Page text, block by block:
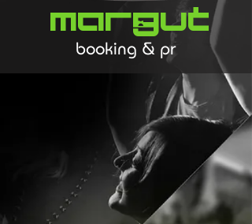
booking & pr
Margut